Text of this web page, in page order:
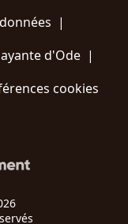
|
d'Ode |
cookies